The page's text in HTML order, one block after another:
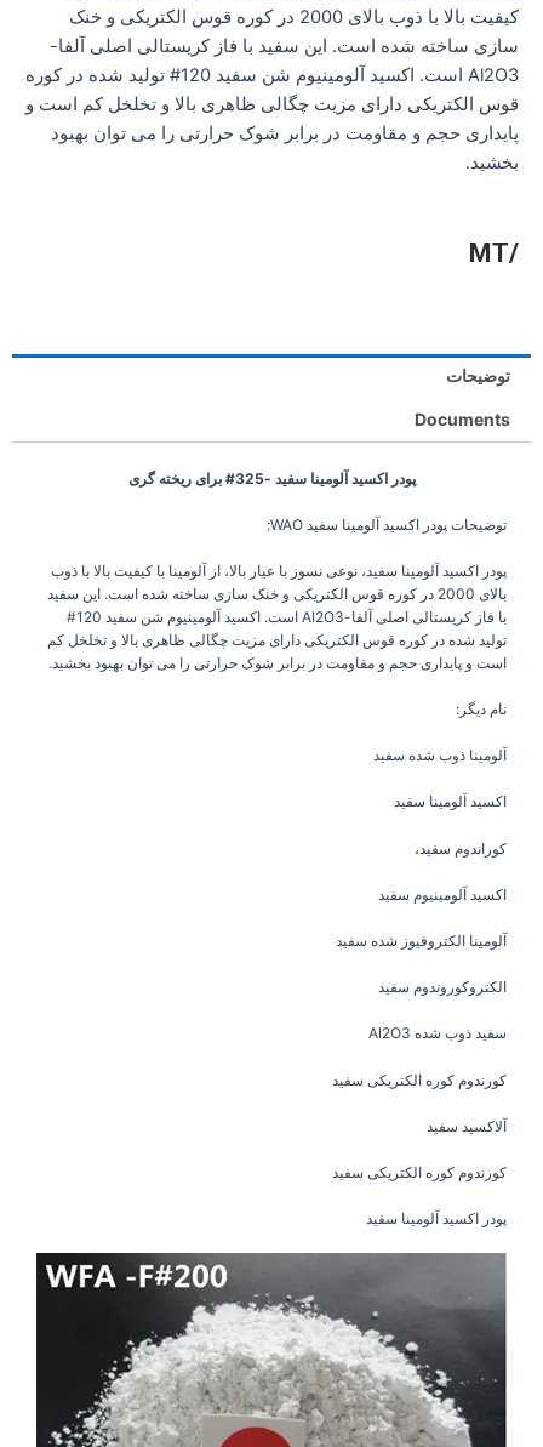
کیفیت بالا با ذوب بالای 2000 در کوره قوس الکتریکی و خنک
سازی ساخته شده است. این سفید با فاز کریستالی اصلی آلفا-
Al2O3 است. اکسید آلومینیوم شن سفید 120# تولید شده در کوره
قوس الکتریکی دارای مزیت چگالی ظاهری بالا و تخلخل کم است و
پایداری حجم و مقاومت در برابر شوک حرارتی را می توان بهبود
بخشید.
/MT
توضیحات
Documents
پودر اکسید آلومینا سفید -325# برای ریخته گری
توضیحات پودر اکسید آلومینا سفید WAO:
پودر اکسید آلومینا سفید، نوعی نسوز با عیار بالا، از آلومینا با کیفیت بالا با ذوب
بالای 2000 در کوره قوس الکتریکی و خنک سازی ساخته شده است. این سفید
با فاز کریستالی اصلی آلفا-Al2O3 است. اکسید آلومینیوم شن سفید 120#
تولید شده در کوره قوس الکتریکی دارای مزیت چگالی ظاهری بالا و تخلخل کم
است و پایداری حجم و مقاومت در برابر شوک حرارتی را می توان بهبود بخشید.
نام دیگر:
آلومینا ذوب شده سفید
اکسید آلومینا سفید
کوراندوم سفید،
اکسید آلومینیوم سفید
آلومینا الکتروفیوز شده سفید
الکتروکوروندوم سفید
سفید ذوب شده Al2O3
کورندوم کوره الکتریکی سفید
آلاکسید سفید
کورندوم کوره الکتریکی سفید
پودر اکسید آلومینا سفید